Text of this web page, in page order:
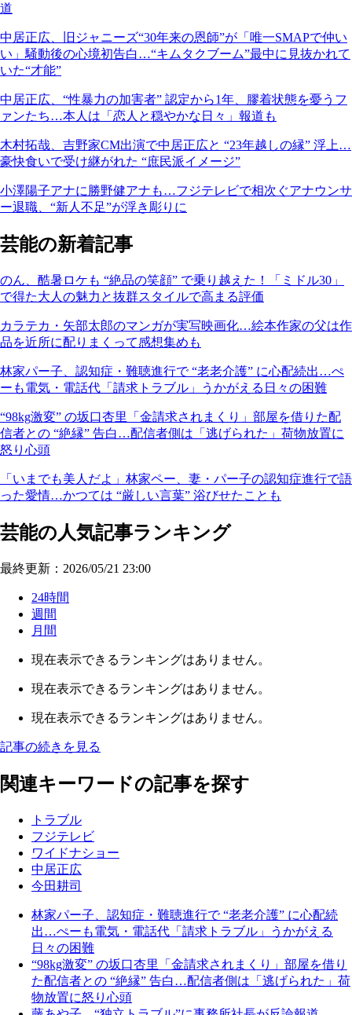
道
中居正広、旧ジャニーズ“30年来の恩師”が「唯一SMAPで仲い
い」騒動後の心境初告白…“キムタクブーム”最中に見抜かれて
いた“才能”
中居正広、“性暴力の加害者” 認定から1年、膠着状態を憂うフ
ァンたち…本人は「恋人と穏やかな日々」報道も
木村拓哉、吉野家CM出演で中居正広と “23年越しの縁” 浮上…
豪快食いで受け継がれた “庶民派イメージ”
小澤陽子アナに勝野健アナも…フジテレビで相次ぐアナウンサ
ー退職、“新人不足”が浮き彫りに
芸能の新着記事
のん、酷暑ロケも “絶品の笑顔” で乗り越えた！「ミドル30」
で得た大人の魅力と抜群スタイルで高まる評価
カラテカ・矢部太郎のマンガが実写映画化…絵本作家の父は作
品を近所に配りまくって感想集めも
林家パー子、認知症・難聴進行で “老老介護” に心配続出…ぺ
ーも電気・電話代「請求トラブル」うかがえる日々の困難
“98kg激変” の坂口杏里「金請求されまくり」部屋を借りた配
信者との “絶縁” 告白…配信者側は「逃げられた」荷物放置に
怒り心頭
「いまでも美人だよ」林家ペー、妻・パー子の認知症進行で語
った愛情…かつては “厳しい言葉” 浴びせたことも
芸能の人気記事ランキング
最終更新：2026/05/21 23:00
24時間
週間
月間
現在表示できるランキングはありません。
現在表示できるランキングはありません。
現在表示できるランキングはありません。
記事の続きを見る
関連キーワードの記事を探す
トラブル
フジテレビ
ワイドナショー
中居正広
今田耕司
林家パー子、認知症・難聴進行で “老老介護” に心配続
出…ぺーも電気・電話代「請求トラブル」うかがえる
日々の困難
“98kg激変” の坂口杏里「金請求されまくり」部屋を借り
た配信者との “絶縁” 告白…配信者側は「逃げられた」荷
物放置に怒り心頭